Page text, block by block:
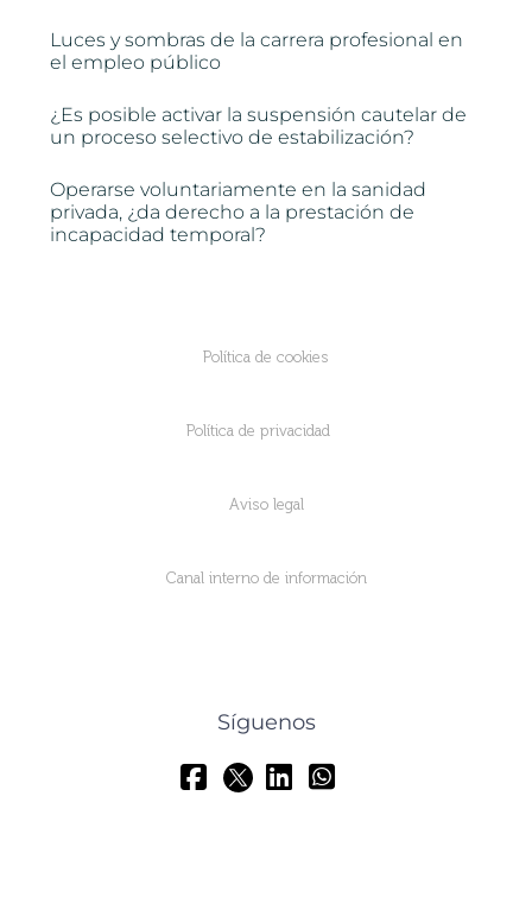
Luces y sombras de la carrera profesional en
el empleo público
¿Es posible activar la suspensión cautelar de
un proceso selectivo de estabilización?
Operarse voluntariamente en la sanidad
privada, ¿da derecho a la prestación de
incapacidad temporal?
Política de cookies
Política de privacidad
Aviso legal
Canal interno de información
Síguenos